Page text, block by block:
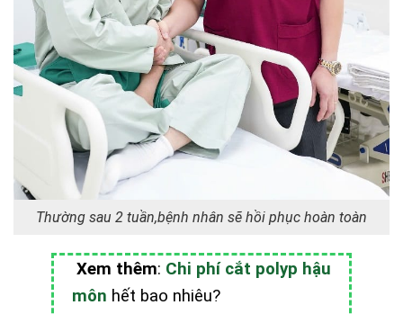
Thường sau 2 tuần,bệnh nhân sẽ hồi phục hoàn toàn
Xem thêm: Chi phí cắt polyp hậu
môn hết bao nhiêu?